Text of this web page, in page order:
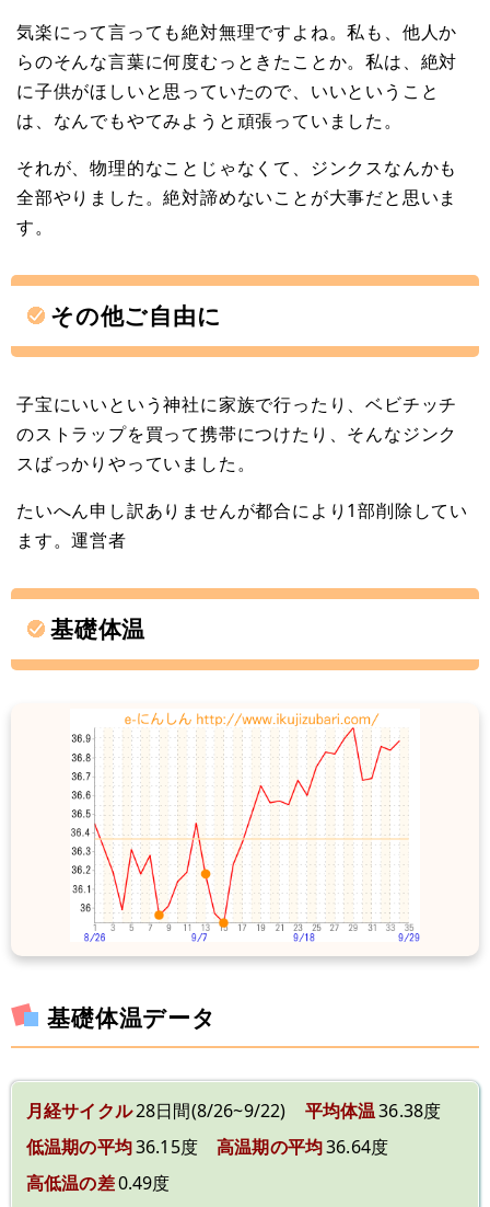
気楽にって言っても絶対無理ですよね。私も、他人か
らのそんな言葉に何度むっときたことか。私は、絶対
に子供がほしいと思っていたので、いいということ
は、なんでもやてみようと頑張っていました。
それが、物理的なことじゃなくて、ジンクスなんかも
全部やりました。絶対諦めないことが大事だと思いま
す。
その他ご自由に
子宝にいいという神社に家族で行ったり、ベビチッチ
のストラップを買って携帯につけたり、そんなジンク
スばっかりやっていました。
たいへん申し訳ありませんが都合により1部削除してい
ます。運営者
基礎体温
基礎体温データ
月経サイクル28日間(8/26~9/22) 平均体温36.38度
低温期の平均36.15度 高温期の平均36.64度
高低温の差0.49度